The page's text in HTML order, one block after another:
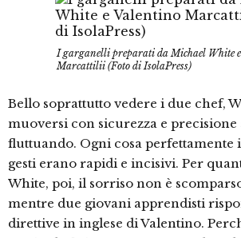
I garganelli preparati da Michael White
Marcattilii (Foto di IsolaPress)
Bello soprattutto vedere i due chef,
muoversi con sicurezza e
fluttuando. Ogni cosa perfettamente
gesti erano rapidi e incisivi. Per
White, poi, il sorriso non è
mentre due giovani apprendisti
direttive in inglese di Valentino.